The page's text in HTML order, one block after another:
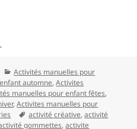
un tambour pour
Catégories
Activités manuelles pour
automne,Activites
manuelles pour enfant fêtes,
,Activites manuelles pour
Mots-
clés
activité créative,activité
gommettes,activite